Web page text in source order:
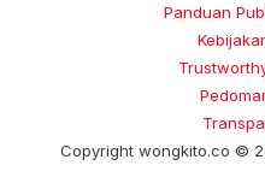
Panduan
Copyright wongkito.co ©